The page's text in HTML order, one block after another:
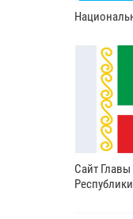
Сайт
Республики